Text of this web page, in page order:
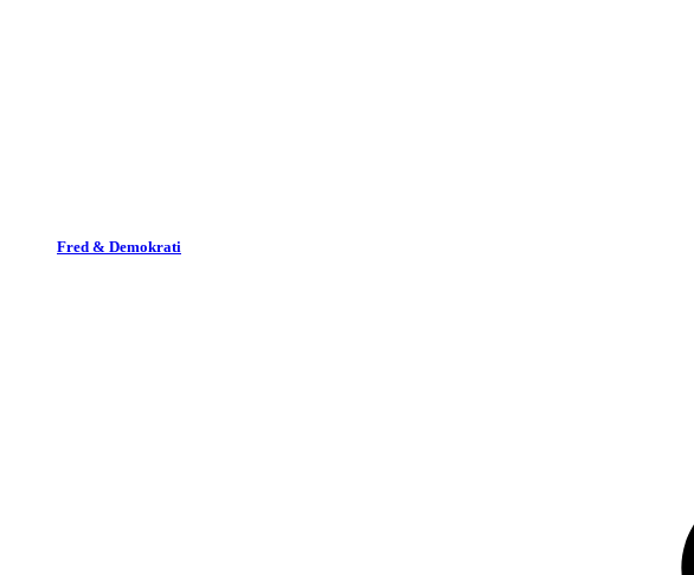
Fred & Demokrati